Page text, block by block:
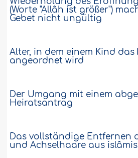
(Worte "Allâh ist größer")
Gebet nicht ungültig
Alter, in dem einem Kind das
angeordnet wird
Der Umgang mit einem
Heiratsantrag
Das vollständige Entfernen
und Achselhaare aus